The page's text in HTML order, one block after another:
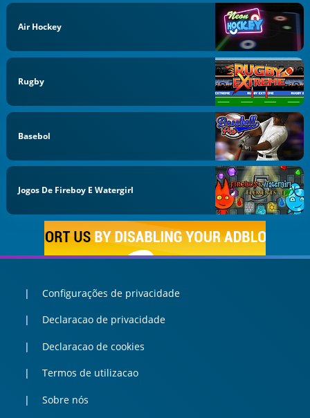
Air Hockey
Rugby
Basebol
Jogos De Fireboy E Watergirl
Configurações de privacidade
Declaracao de privacidade
Declaracao de cookies
Termos de utilizacao
Sobre nós